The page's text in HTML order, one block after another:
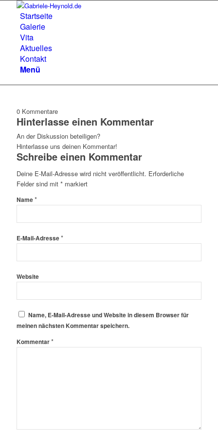
Startseite
Galerie
Vita
Aktuelles
Kontakt
Menü
0 Kommentare
Hinterlasse einen Kommentar
An der Diskussion beteiligen?
Hinterlasse uns deinen Kommentar!
Schreibe einen Kommentar
Deine E-Mail-Adresse wird nicht veröffentlicht. Erforderliche
Felder sind mit *markiert
Name*
E-Mail-Adresse*
Website
Name, E-Mail-Adresse und Website in diesem Browser für
meinen nächsten Kommentar speichern.
Kommentar*